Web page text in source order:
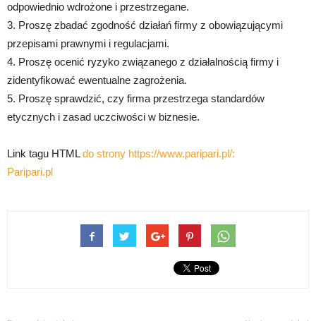
odpowiednio wdrożone i przestrzegane.
3. Proszę zbadać zgodność działań firmy z obowiązującymi
przepisami prawnymi i regulacjami.
4. Proszę ocenić ryzyko związanego z działalnością firmy i
zidentyfikować ewentualne zagrożenia.
5. Proszę sprawdzić, czy firma przestrzega standardów
etycznych i zasad uczciwości w biznesie.
Link tagu HTMLdo strony https://www.paripari.pl/:
Paripari.pl